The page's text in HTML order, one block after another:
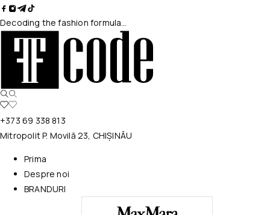
Decoding the fashion formula…
+373 69 338 813
Mitropolit P. Movilă 23, CHIȘINĂU
Prima
Despre noi
BRANDURI